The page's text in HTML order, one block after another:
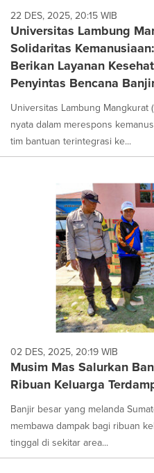
22 DES, 2025, 20:15 WIB
Universitas Lambung
Solidaritas
Berikan Layanan
Penyintas Bencana
Universitas Lambung Mangkurat
nyata dalam merespons
tim bantuan terintegrasi ke...
02 DES, 2025, 20:19 WIB
Musim Mas Salurkan
Ribuan Keluarga
Banjir besar yang melanda
membawa dampak bagi ribuan
tinggal di sekitar area...